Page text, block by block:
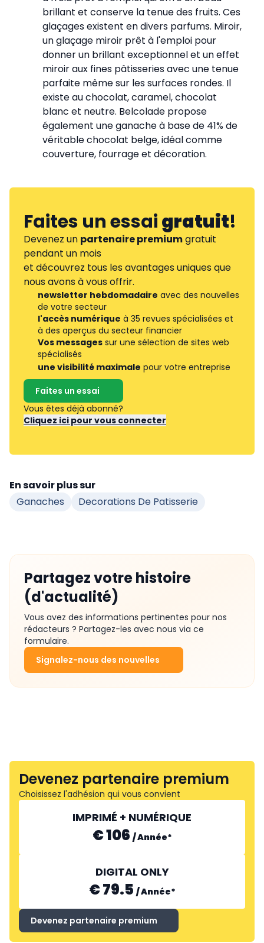
brillant et conserve la tenue des fruits. Ces
glaçages existent en divers parfums. Miroir,
un glaçage miroir prêt à l'emploi pour
donner un brillant exceptionnel et un effet
miroir aux fines pâtisseries avec une tenue
parfaite même sur les surfaces rondes. Il
existe au chocolat, caramel, chocolat
blanc et neutre. Belcolade propose
également une ganache à base de 41% de
véritable chocolat belge, idéal comme
couverture, fourrage et décoration.
Faites un essaigratuit!
Devenez un partenaire premiumgratuit
pendant un mois
et découvrez tous les avantages uniques que
nous avons à vous offrir.
newsletter hebdomadaire avec des nouvelles
de votre secteur
l'accès numérique à 35 revues spécialisées et
à des aperçus du secteur financier
Vos messages sur une sélection de sites web
spécialisés
une visibilité maximale pour votre entreprise
Faites un essai
Vous êtes déjà abonné?
Cliquez ici pour vous connecter
En savoir plus sur
Ganaches
Decorations De Patisserie
Partagez votre histoire
(d'actualité)
Vous avez des informations pertinentes pour nos
rédacteurs ? Partagez-les avec nous via ce
formulaire.
Signalez-nous des nouvelles
Devenez partenaire premium
Choisissez l'adhésion qui vous convient
IMPRIMÉ + NUMÉRIQUE
€ 106 /Année*
DIGITAL ONLY
€ 79.5 /Année*
Devenez partenaire premium